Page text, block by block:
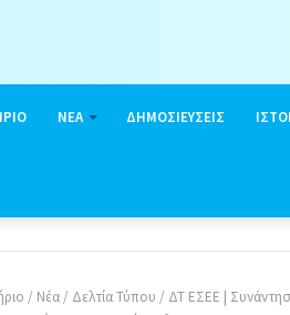
ΝΕΑ ΔΗΜΟΣΙΕΥΣΕΙΣ
/ Νέα / Δελτία Τύπου / ΔΤ ΕΣΕΕ |